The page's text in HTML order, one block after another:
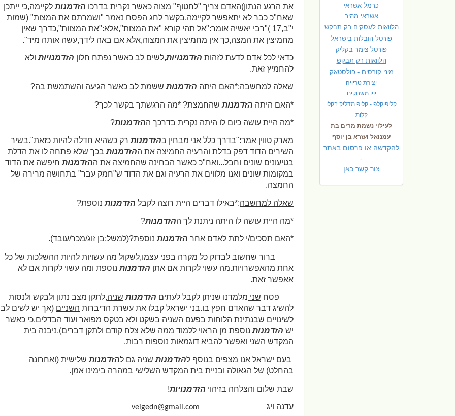
כרמל אשראי
אשראי מהיר
הלוואות לעסקים רק תבקש
פורטל הובלות בישראל
פורטל צימר בקליק
הלוואות רק תבקש
מיני קורסים - פולסטאק
יצירת טריויה
יויו משחקים
קליפיקלפ - קליפ מדליק בקלי
קלות
לעילוי נשמת מרים בת
עמנואל ועזרא בן יוסף
להקדשה או פרסום באתר
-
צור קשר כאן
את הרגע הנתון)האדם צריך "לחטוף" מצוה כאשר נקרית בדרכו הזדמנות לקיימה,כי ייתכן
שאח"כ כבר לא יתאפשר לקיימה.בקשר לחג הפסח נאמר "ושמרתם את המצות" (שמות
י"ב,17 )"רבי יאשיה אומר:"אל תהי קורא "את המצות",אלא:"את המצוות",כדרך שאין
מחמיצין את המצה,כך אין מחמיצין את המצוה,אלא אם באה לידך,עשה אותה מיד".
כדאי לכל אדם לדעת לזהות הזדמנויות,לשים לב כאשר נפתח חלון הזדמנויות ולא
להחמיץ זאת.
שאלה למחשבה:*האם היתה הזדמנותששמת לב כאשר הגיעה והשתמשת בה?
*האם היתה הזדמנות שהחמצת? *מה הרגשתך בקשר לכך?
*מה היית עושה כיום לו היתה נקרית בדרכך ההזדמנות?
מארק טווין אמר:"בדרך כלל אני מבחין בהזדמנותרק כשהיא חדלה להיות כזאת".בשיר
השירים הדוד דפק בדלת והרעיה החמיצה את ההזדמנותבכך שלא פתחה לו את הדלת
בטיעונים שונים וחבל...ואח"כ כאשר הבחינה שהחמיצה את ההזדמנותחיפשה את הדוד
במקומות שונים ואנו מלווים את הרעיה וגם את הדוד ש"חמק עבר" בתחושה מרירה של
החמצה.
שאלה למחשבה:*באילו דברים היית רוצה לקבל הזדמנות נוספת?
*מה היית עושה לו היתה ניתנת לך ההזדמנות?
*האם תסכים/י לתת לאדם אחר הזדמנותנוספת?(למשל:בן זוג/מכר/עובד).
ברור שחשוב לבדוק כל מקרה בפני עצמו,לשקול מה עשויות להיות ההשלכות של כל
אחת מהאפשרויות.מה עשוי לקרות אם אתן הזדמנות נוספת ומה עשוי לקרות אם לא
אאפשר זאת.
פסח שני מלמדנו שניתן לקבל לעתים הזדמנות שניה,לתקן מצב נתון ולבקש ולנסות
להשיג דבר שהאדם חפץ בו.בני ישראל קבלו את עשרת הדיברות השניים (אך יש לשים לב
לשינויים שבנתינת הלוחות בפעם השניה בשקט ולא בטקס מפואר ועוד הבדלים,כי כאשר
יש הזדמנות נוספת מן הראוי ללמוד ממה שלא צלח קודם ולתקן דברים),ניבנה בית
המקדש השני ואפשר להביא דוגמאות נוספות רבות.
בעם ישראל אנו מצפים בנוסף להזדמנות שניה גם להזדמנות שלישית (ואחרונה
בהחלט) של הגאולה ובניית בית המקדש השלישי במהרה בימינו אמן.
שבת שלום והצלחה בזיהוי הזדמנויות!
עדנה ויג veigedn@gmail.com